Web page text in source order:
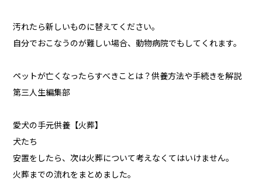
汚れたら新しいものに替えてください。
自分でおこなうのが難しい場合、動物病院でもしてくれます。
ペットが亡くなったらすべきことは？供養方法や手続きを解説
第三人生編集部
愛犬の手元供養【火葬】
犬たち
安置をしたら、次は火葬について考えなくてはいけません。
火葬までの流れをまとめました。